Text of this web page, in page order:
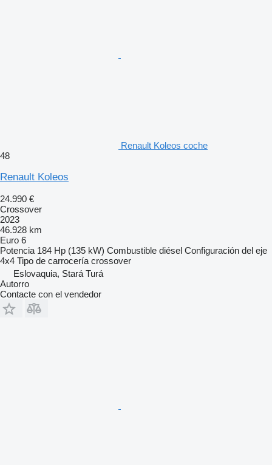
Renault Koleos coche
48
Renault Koleos
24.990 €
Crossover
2023
46.928 km
Euro 6
Potencia 184 Hp (135 kW) Combustible diésel Configuración del eje
4x4 Tipo de carrocería crossover
Eslovaquia, Stará Turá
Autorro
Contacte con el vendedor